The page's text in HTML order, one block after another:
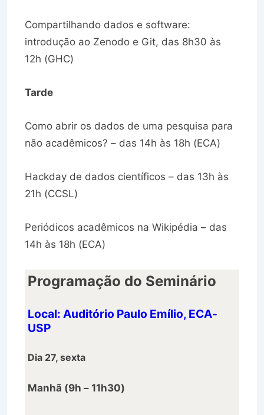
Compartilhando dados e software:
introdução ao Zenodo e Git, das 8h30 às
12h (GHC)
Tarde
Como abrir os dados de uma pesquisa para
não acadêmicos? – das 14h às 18h (ECA)
Hackday de dados científicos – das 13h às
21h (CCSL)
Periódicos acadêmicos na Wikipédia – das
14h às 18h (ECA)
Programação do Seminário
Local: Auditório Paulo Emílio, ECA-
USP
Dia 27, sexta
Manhã (9h – 11h30)